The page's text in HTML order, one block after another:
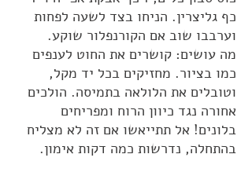
כף גליצרין. הניחו בצד לשעה לפחות
וערבבו שוב אם הקורנפלור שוקע.
מה עושים: קושרים את החוט לענפים
כמו בציור. מחזיקים בכל יד מקל,
וטובלים את הלולאה בתמיסה. הולכים
אחורה נגד כיוון הרוח ומפריחים
בלונים! אל תתייאשו אם זה לא מצליח
בהתחלה, נדרשות כמה דקות אימון.